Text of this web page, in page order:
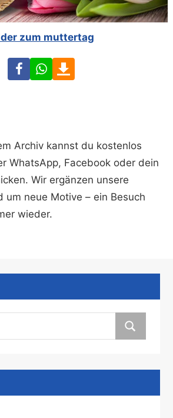
zum muttertag
FacebookWhatsApp
Archiv kannst du kostenlos
WhatsApp, Facebook oder dein
Wir ergänzen unsere
um neue Motive – ein Besuch
wieder.